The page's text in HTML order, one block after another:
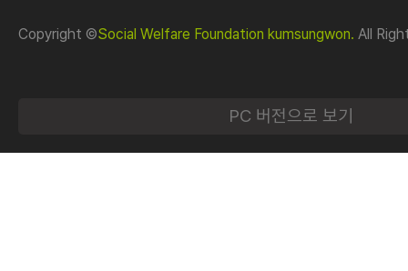
Copyright ©Social Welfare Foundation kumsungwon. All
PC 버전으로 보기